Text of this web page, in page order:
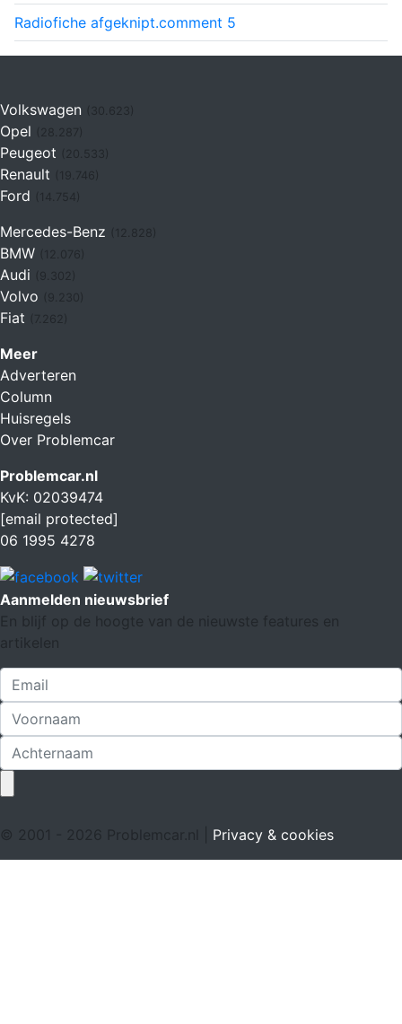
Radiofiche afgeknipt.comment 5
Volkswagen (30.623)
Opel
Peugeot
Renault (19.746)
Ford (14.754)
Mercedes-Benz
BMW (12.076)
Audi
Volvo
Fiat (7.262)
Meer
Adverteren
Column
Huisregels
Over Problemcar
Problemcar.nl
KvK: 02039474
[email protected]
06 1995 4278
Aanmelden nieuwsbrief
En blijf op de hoogte van de nieuwste features en
artikelen
© 2001 - 2026 Problemcar.nl | Privacy & cookies